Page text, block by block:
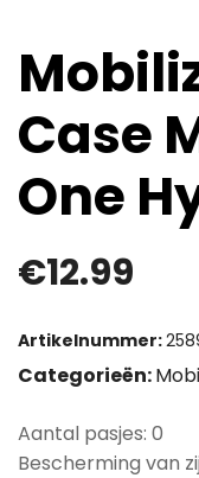
Case
One
€12.99
Artikelnummer:
Categorieën:
Aantal pasjes: 0
Bescherming van